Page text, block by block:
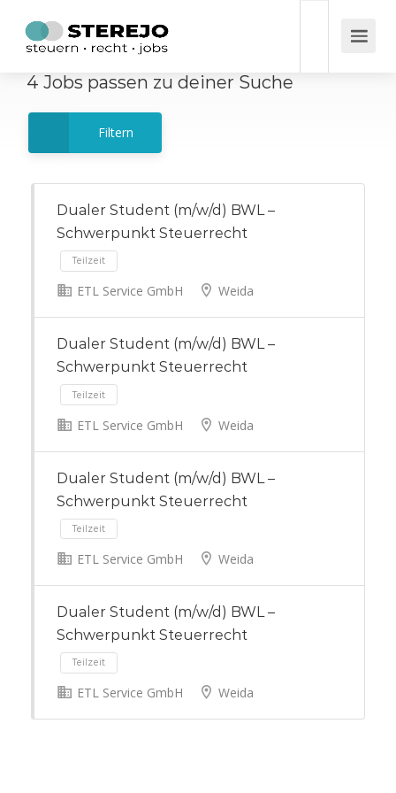
4 Jobs passen zu deiner Suche
Filtern
Dualer Student (m/w/d) BWL –
Schwerpunkt Steuerrecht
ETL Service GmbH Weida
Dualer Student (m/w/d) BWL –
Schwerpunkt Steuerrecht
ETL Service GmbH Weida
Dualer Student (m/w/d) BWL –
Schwerpunkt Steuerrecht
ETL Service GmbH Weida
Dualer Student (m/w/d) BWL –
Schwerpunkt Steuerrecht
ETL Service GmbH Weida